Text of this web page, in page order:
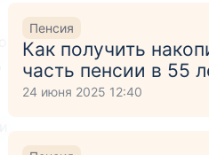
Пенсия
Как получить
часть пенсии в 55
24 июня 2025 12:40